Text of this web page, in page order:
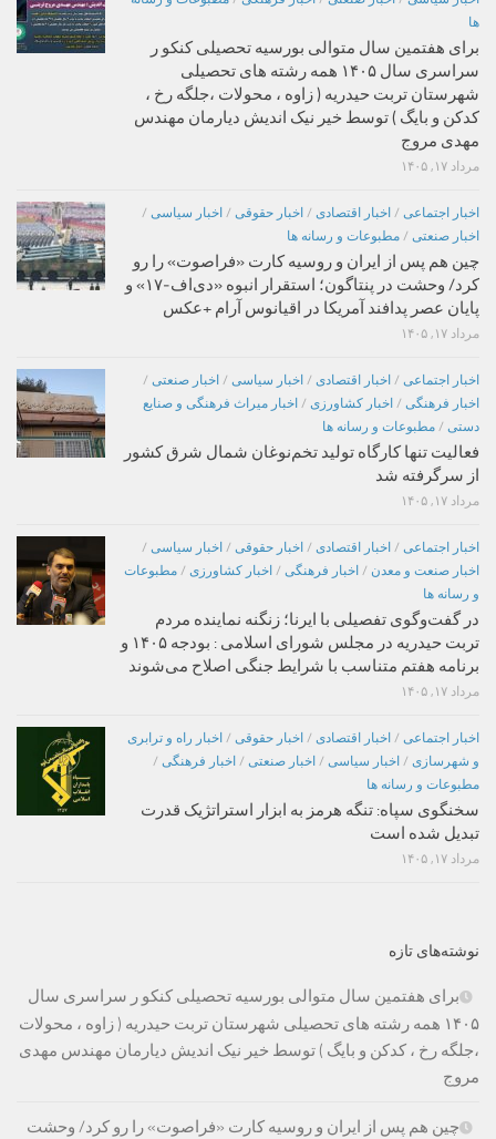
ها
برای هفتمین سال متوالی بورسیه تحصیلی کنکو ر
سراسری سال ۱۴۰۵ همه رشته های تحصیلی
شهرستان تربت حیدریه ( زاوه ، محولات ،جلگه رخ ،
کدکن و بایگ ) توسط خیر نیک اندیش دیارمان مهندس
مهدی مروج
مرداد ۱۷, ۱۴۰۵
اخبار اجتماعی / اخبار اقتصادی / اخبار حقوقی / اخبار سیاسی /
اخبار صنعتی / مطبوعات و رسانه ها
چین هم پس از ایران و روسیه کارت «فراصوت» را رو
کرد/ وحشت در پنتاگون؛ استقرار انبوه «دی‌اف‑۱۷» و
پایان عصر پدافند آمریکا در اقیانوس آرام +عکس
مرداد ۱۷, ۱۴۰۵
اخبار اجتماعی / اخبار اقتصادی / اخبار سیاسی / اخبار صنعتی /
اخبار فرهنگی / اخبار کشاورزی / اخبار میراث فرهنگی و صنایع
دستی / مطبوعات و رسانه ها
فعالیت تنها کارگاه تولید تخم‌نوغان شمال شرق کشور
از سرگرفته شد
مرداد ۱۷, ۱۴۰۵
اخبار اجتماعی / اخبار اقتصادی / اخبار حقوقی / اخبار سیاسی /
اخبار صنعت و معدن / اخبار فرهنگی / اخبار کشاورزی / مطبوعات
و رسانه ها
در گفت‌وگوی تفصیلی با ایرنا؛ زنگنه نماینده مردم
تربت حیدریه در مجلس شورای اسلامی : بودجه ۱۴۰۵ و
برنامه هفتم متناسب با شرایط جنگی اصلاح می‌شوند
مرداد ۱۷, ۱۴۰۵
اخبار اجتماعی / اخبار اقتصادی / اخبار حقوقی / اخبار راه و ترابری
و شهرسازی / اخبار سیاسی / اخبار صنعتی / اخبار فرهنگی /
مطبوعات و رسانه ها
سخنگوی سپاه: تنگه هرمز به ابزار استراتژیک قدرت
تبدیل شده است
مرداد ۱۷, ۱۴۰۵
نوشته‌های تازه
برای هفتمین سال متوالی بورسیه تحصیلی کنکو ر سراسری سال
۱۴۰۵ همه رشته های تحصیلی شهرستان تربت حیدریه ( زاوه ، محولات
،جلگه رخ ، کدکن و بایگ ) توسط خیر نیک اندیش دیارمان مهندس مهدی
مروج
چین هم پس از ایران و روسیه کارت «فراصوت» را رو کرد/ وحشت